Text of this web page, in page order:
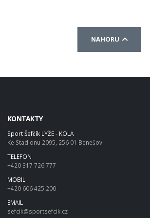
NAHORU
KONTAKTY
Sport Šefčík LYŽE - KOLA
Ke Stadionu 2095, 256 01 Benešov
TELEFON
+420 317 726 777
MOBIL
+420 606 425 200
EMAIL
sefcik@sportsefcik.cz